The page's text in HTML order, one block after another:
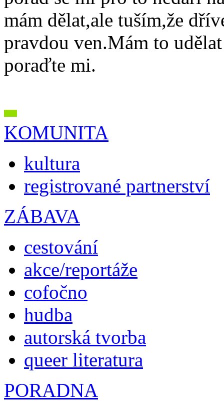
mám dělat,ale tuším,že
pravdou ven.Mám to
poraďte mi.
KOMUNITA
kultura
registrované partnerství
ZÁBAVA
cestování
akce/reportáže
cofočno
hudba
autorská tvorba
queer literatura
PORADNA